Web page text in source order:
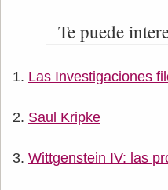
Te puede
Las Investigaciones
Saul Kripke
Wittgenstein IV: las